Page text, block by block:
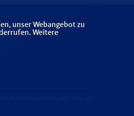
unser Webangebot zu
Weitere